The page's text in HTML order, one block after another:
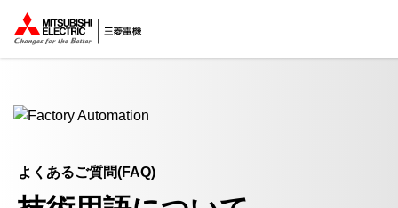
ここから本文
よくあるご質問(FAQ)